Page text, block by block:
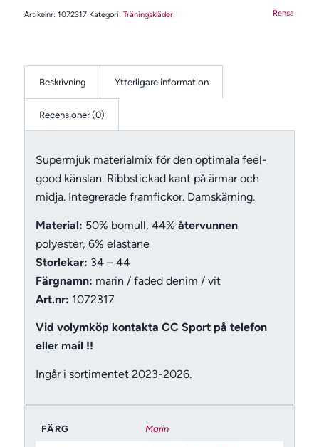
Rensa
Artikelnr: 1072317 Kategori: Träningskläder
Beskrivning Ytterligare information
Recensioner (0)
Supermjuk materialmix för den optimala feel-
good känslan. Ribbstickad kant på ärmar och
midja. Integrerade framfickor. Damskärning.
Material: 50% bomull, 44% återvunnen
polyester, 6% elastane
Storlekar: 34 – 44
Färgnamn: marin / faded denim / vit
Art.nr: 1072317
Vid volymköp kontakta CC Sport på telefon
eller mail !!
Ingår i sortimentet 2023-2026.
FÄRG Marin